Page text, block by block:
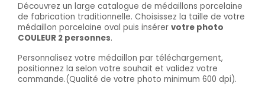
Découvrez un large catalogue de médaillons porcelaine
de fabrication traditionnelle. Choisissez la taille de votre
médaillon porcelaine oval puis insérer votre photo
COULEUR 2 personnes.
Personnalisez votre médaillon par téléchargement,
positionnez la selon votre souhait et validez votre
commande.(Qualité de votre photo minimum 600 dpi).